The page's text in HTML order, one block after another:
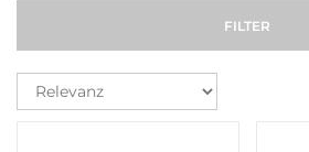
FILTER